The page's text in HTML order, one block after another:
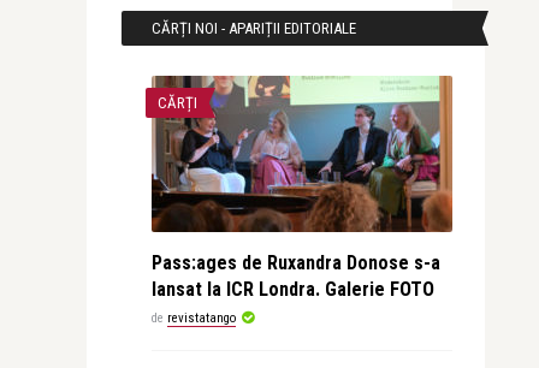
CĂRȚI NOI - APARIȚII EDITORIALE
CĂRȚI
Pass:ages de Ruxandra Donose s-a
lansat la ICR Londra. Galerie FOTO
de revistatango